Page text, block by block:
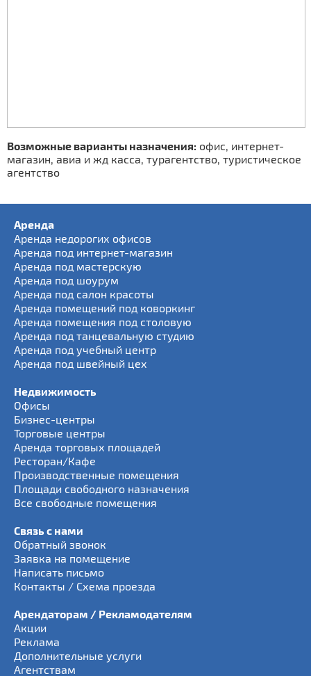
Возможные варианты назначения: офис, интернет-
магазин, авиа и жд касса, турагентство, туристическое
агентство
Аренда
Аренда недорогих офисов
Аренда под интернет-магазин
Аренда под мастерскую
Аренда под шоурум
Аренда под салон красоты
Аренда помещений под коворкинг
Аренда помещения под столовую
Аренда под танцевальную студию
Аренда под учебный центр
Аренда под швейный цех
Недвижимость
Офисы
Бизнес-центры
Торговые центры
Аренда торговых площадей
Ресторан/Кафе
Производственные помещения
Площади свободного назначения
Все свободные помещения
Связь с нами
Обратный звонок
Заявка на помещение
Написать письмо
Контакты / Схема проезда
Арендаторам / Рекламодателям
Акции
Реклама
Дополнительные услуги
Агентствам